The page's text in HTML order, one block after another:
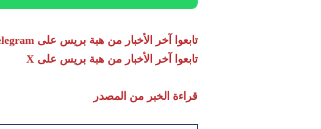
تابعوا آخر الأخبار من هبة بريس على Telegram
تابعوا آخر الأخبار من هبة بريس على X
قراءة الخبر من المصدر